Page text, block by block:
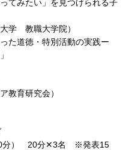
みたい」を見つけられる子
学 教職大学院）
道徳・特別活動の実践ー
教育研究会）
分） 20分✕3名 ※発表15